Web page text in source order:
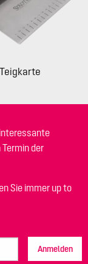
Teigkarte
der
Sie immer up to
Anmelden